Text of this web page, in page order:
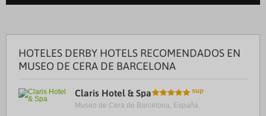
HOTELES DERBY HOTELS RECOMENDADOS EN
MUSEO DE CERA DE BARCELONA
Claris Hotel & Spa
Museo de Cera de Barcelona, España.